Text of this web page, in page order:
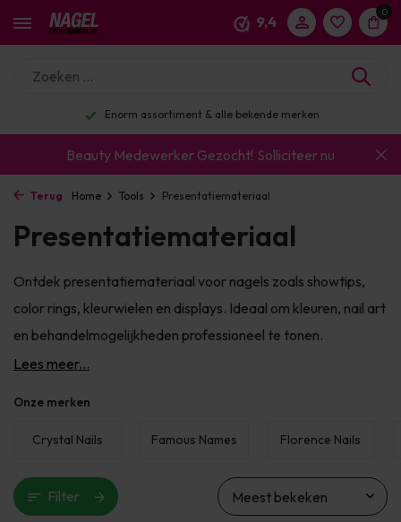
9,4
0
Enorm assortiment & alle bekende merken
Beauty Medewerker Gezocht! Solliciteer nu
Terug Home Tools Presentatiemateriaal
Presentatiemateriaal
Ontdek presentatiemateriaal voor nagels zoals showtips,
color rings, kleurwielen en displays. Ideaal om kleuren, nail art
en behandelmogelijkheden professioneel te tonen.
Lees meer...
Onze merken
Crystal Nails Famous Names Florence Nails
Filter